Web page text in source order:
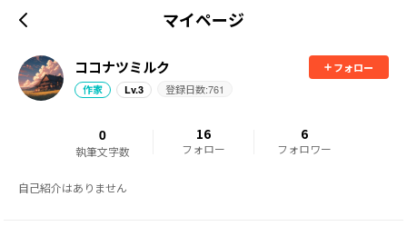
マイページ
ココナツミルク
フォロー
作家
Lv.3 登録日数:761
0
執筆文字数
16
フォロー
6
フォロワー
自己紹介はありません